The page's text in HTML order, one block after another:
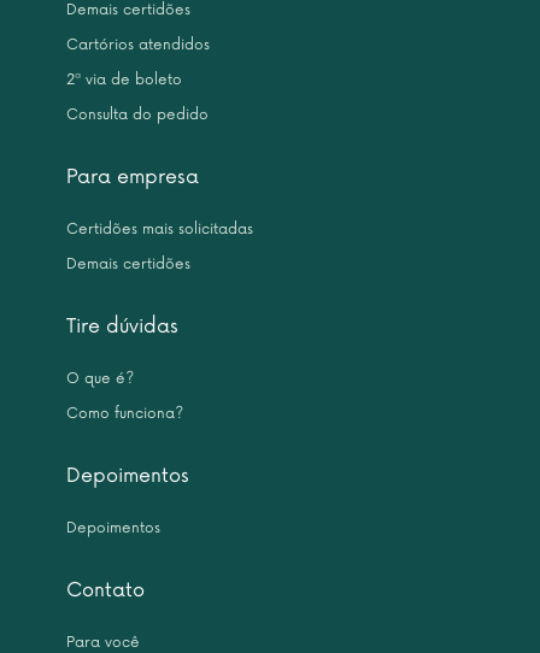
Demais certidões
Cartórios atendidos
2ª via de boleto
Consulta do pedido
Para empresa
Certidões mais solicitadas
Demais certidões
Tire dúvidas
O que é?
Como funciona?
Depoimentos
Depoimentos
Contato
Para você